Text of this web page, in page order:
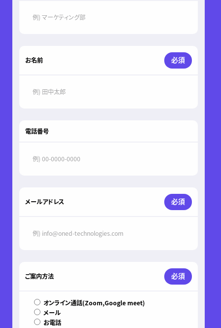
お名前 必須
電話番号
メールアドレス 必須
ご案内方法 必須
オンライン通話(Zoom,Google meet)
メール
お電話